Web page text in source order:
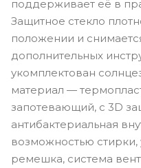
поддерживает её в
Защитное стекло
положении и
дополнительных
укомплектован
материал —
запотевающий, с 3D
антибактериальная
возможностью
ремешка, система